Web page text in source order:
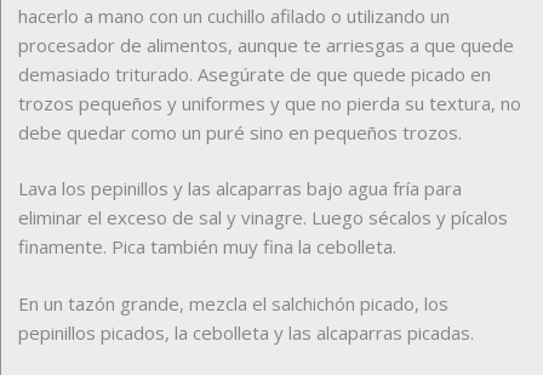
hacerlo a mano con un cuchillo afilado o utilizando un
procesador de alimentos, aunque te arriesgas a que quede
demasiado triturado. Asegúrate de que quede picado en
trozos pequeños y uniformes y que no pierda su textura, no
debe quedar como un puré sino en pequeños trozos.
Lava los pepinillos y las alcaparras bajo agua fría para
eliminar el exceso de sal y vinagre. Luego sécalos y pícalos
finamente. Pica también muy fina la cebolleta.
En un tazón grande, mezcla el salchichón picado, los
pepinillos picados, la cebolleta y las alcaparras picadas.